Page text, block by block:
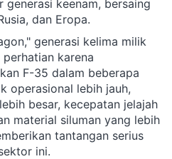
keenam, bersaing
dan Eropa.
generasi kelima milik
karena
F-35 dalam beberapa
operasional lebih jauh,
besar, kecepatan jelajah
material siluman yang lebih
tantangan serius
ini.